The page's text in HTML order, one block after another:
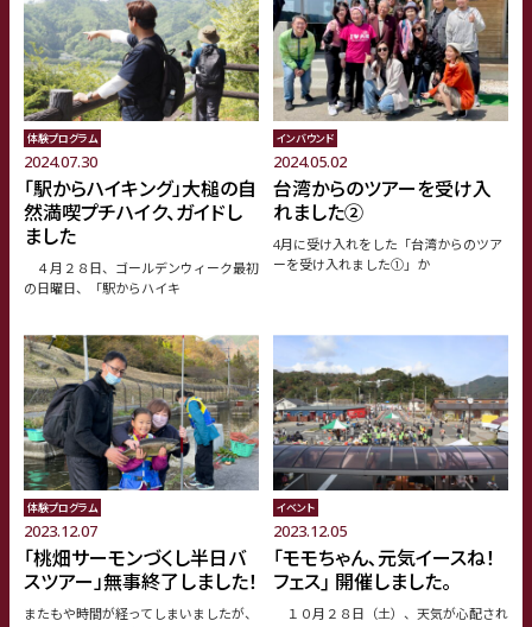
2024.07.30
体験プログラム
「駅からハイキング」大槌の自
然満喫プチハイク、ガイドし
ました
４月２８日、ゴールデンウィーク最初
の日曜日、「駅からハイキ
2024.05.02
インバウンド
台湾からのツアーを受け入
れました②
4月に受け入れをした「台湾からのツア
ーを受け入れました①」か
2023.12.07
体験プログラム
「桃畑サーモンづくし半日バ
スツアー」無事終了しました！
またもや時間が経ってしまいましたが、
2023.12.05
イベント
｢モモちゃん､元気イースね！
フェス｣ 開催しました。
１０月２８日（土）、天気が心配され